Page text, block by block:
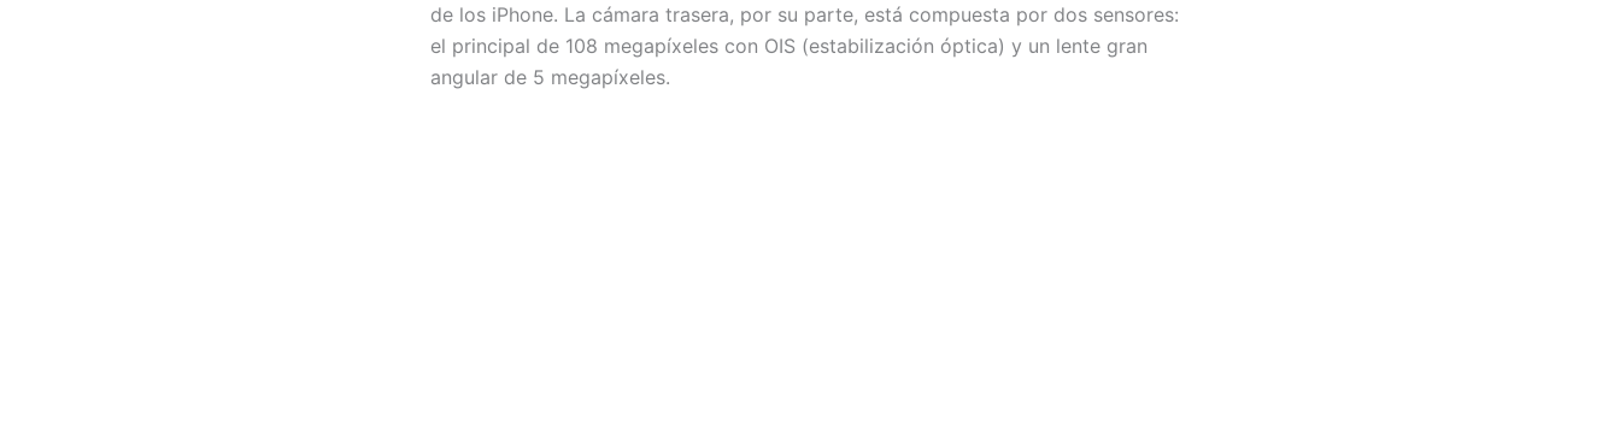
de los iPhone. La cámara trasera, por su parte, está compuesta por dos sensores:
el principal de 108 megapíxeles con OIS (estabilización óptica) y un lente gran
angular de 5 megapíxeles.